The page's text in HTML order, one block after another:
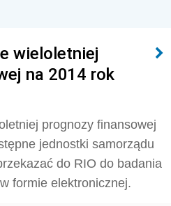
wieloletniej
na 2014 rok
prognozy finansowej
jednostki samorządu
do RIO do badania
formie elektronicznej.